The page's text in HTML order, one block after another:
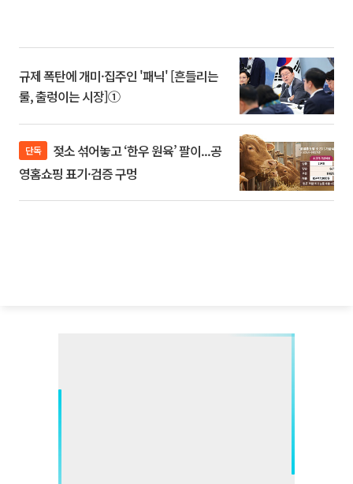
규제 폭탄에 개미·집주인 '패닉' [흔들리는
룰, 출렁이는 시장]①
단독
영홈쇼핑 표기·검증 구멍